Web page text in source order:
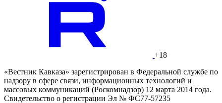
+18
«Вестник Кавказа» зарегистрирован в Федеральной службе по
надзору в сфере связи, информационных технологий и
массовых коммуникаций (Роскомнадзор) 12 марта 2014 года.
Свидетельство о регистрации Эл № ФС77-57235